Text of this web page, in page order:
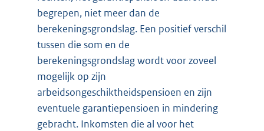
begrepen, niet meer dan de
berekeningsgrondslag. Een positief verschil
tussen die som en de
berekeningsgrondslag wordt voor zoveel
mogelijk op zijn
arbeidsongeschiktheidspensioen en zijn
eventuele garantiepensioen in mindering
gebracht. Inkomsten die al voor het